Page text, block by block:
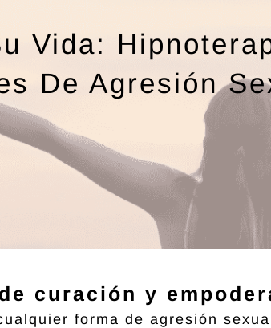
Vida:
De Agresión
curación y
forma de agresión